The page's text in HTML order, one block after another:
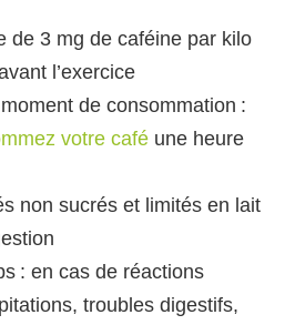
de 3 mg de caféine par kilo
l’exercice
de consommation :
votre café une heure
non sucrés et limités en lait
: en cas de réactions
troubles digestifs,